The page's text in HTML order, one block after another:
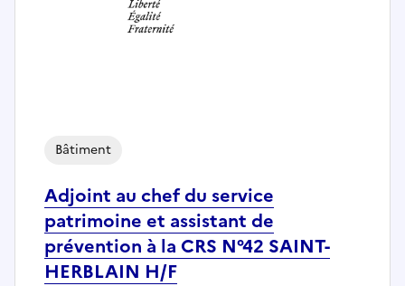
Adjoint au chef du service
patrimoine et assistant de
prévention à la CRS N°42 SAINT-
HERBLAIN H/F
Bâtiment